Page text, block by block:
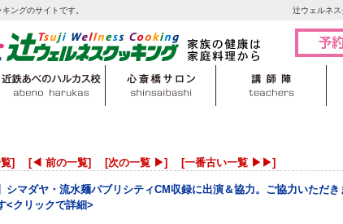
ングのサイトです。 辻ウェルネ
] [◀ 前の一覧] [次の一覧 ▶] [一番古い一覧 ▶▶]
シマダヤ・流水麺パブリシティCM収録に出演＆協力。ご協力いただ
<クリックで詳細>